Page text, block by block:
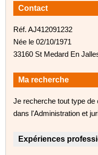
Contact
Réf. AJ412091232
Née le 02/10/1971
33160 St Medard En
Ma recherche
Je recherche tout type de
dans l'Administration et
Expériences